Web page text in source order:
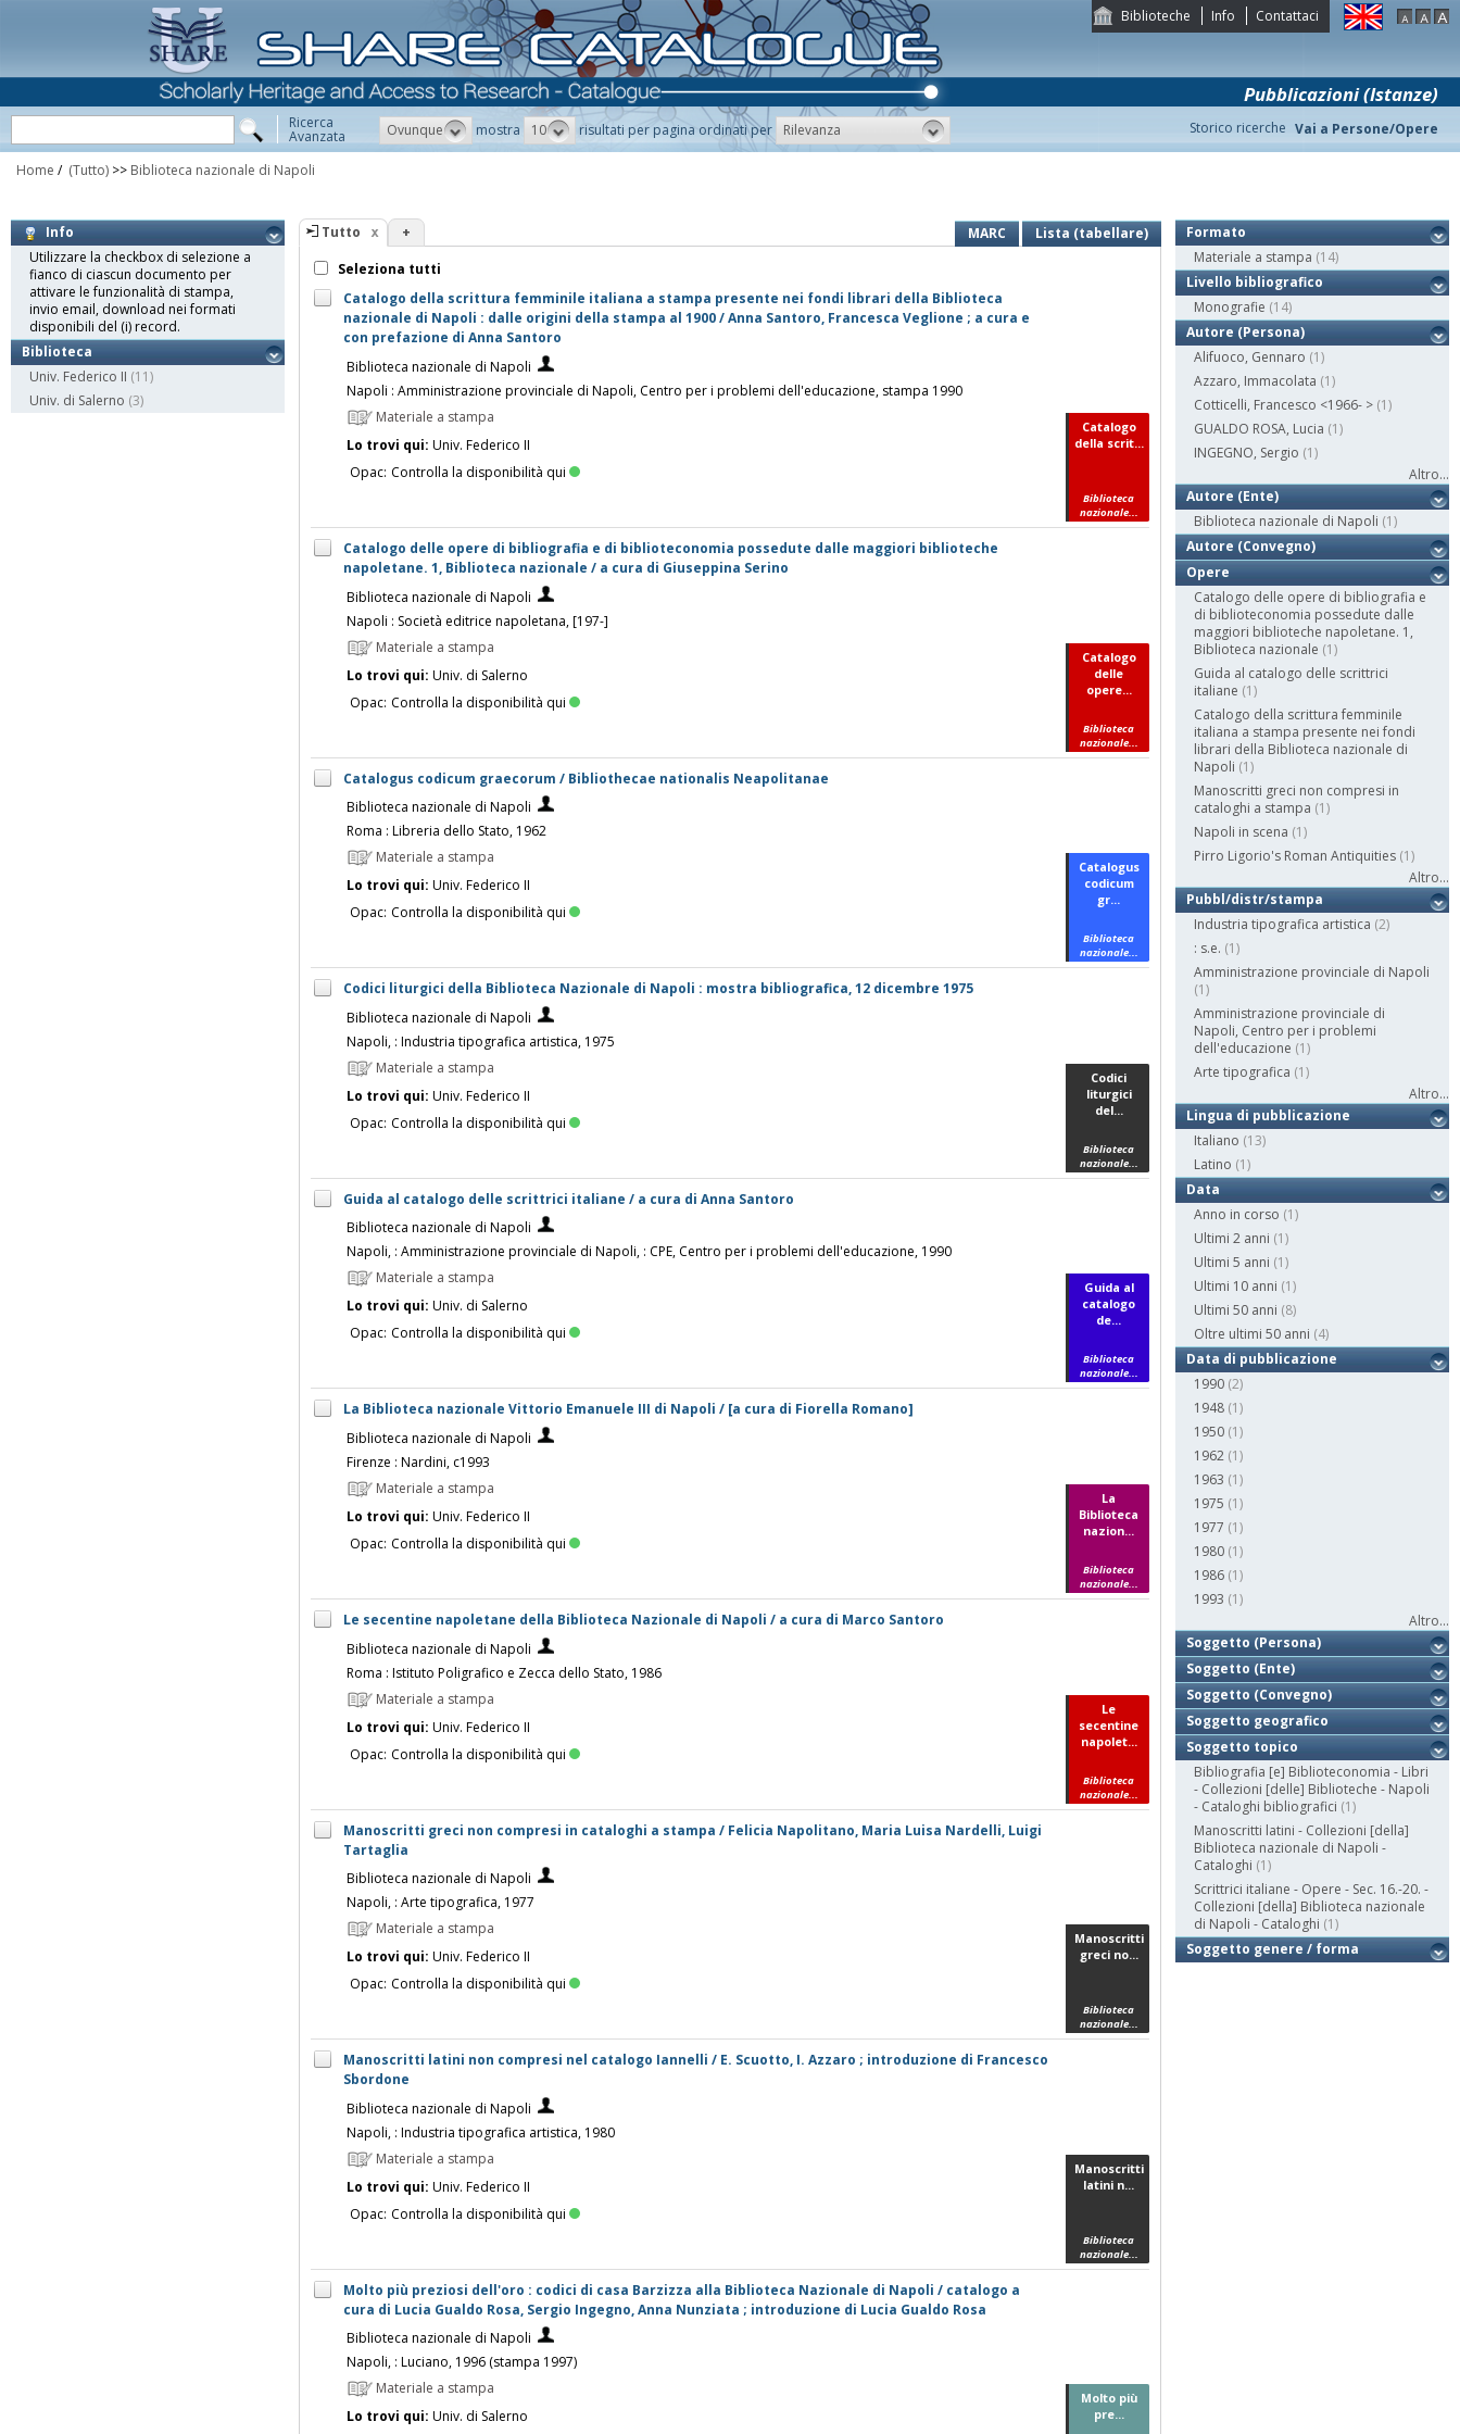
Biblioteche Info Contattaci
Storico ricerche
Pubblicazioni (Istanze)
Ricerca
Avanzata Ovunque mostra 10 risultati per pagina ordinati per Rilevanza Vai a Persone/Opere
Home / (Tutto) >> Biblioteca nazionale di Napoli
Info
Utilizzare la checkbox di selezione a
fianco di ciascun documento per
attivare le funzionalità di stampa,
invio email, download nei formati
disponibili del (i) record.
Biblioteca
Univ. Federico II (11)
Univ. di Salerno (3)
Tutto + MARC
Lista (tabellare)
Seleziona tutti
Catalogo della scrittura femminile italiana a stampa presente nei fondi librari della Biblioteca
nazionale di Napoli : dalle origini della stampa al 1900 / Anna Santoro, Francesca Veglione ; a cura e
con prefazione di Anna Santoro
Biblioteca nazionale di Napoli
Napoli : Amministrazione provinciale di Napoli, Centro per i problemi dell'educazione, stampa 1990
Materiale a stampa
Lo trovi qui: Univ. Federico II
Opac: Controlla la disponibilità qui
Catalogo
della scrit...
Biblioteca
nazionale...
Catalogo delle opere di bibliografia e di biblioteconomia possedute dalle maggiori biblioteche
napoletane. 1, Biblioteca nazionale / a cura di Giuseppina Serino
Biblioteca nazionale di Napoli
Napoli : Società editrice napoletana, [197-]
Materiale a stampa
Lo trovi qui: Univ. di Salerno
Opac: Controlla la disponibilità qui
Catalogo
delle
opere...
Biblioteca
nazionale...
Catalogus codicum graecorum / Bibliothecae nationalis Neapolitanae
Biblioteca nazionale di Napoli
Roma : Libreria dello Stato, 1962
Materiale a stampa
Lo trovi qui: Univ. Federico II
Opac: Controlla la disponibilità qui
Catalogus
codicum
gr...
Biblioteca
nazionale...
Codici liturgici della Biblioteca Nazionale di Napoli : mostra bibliografica, 12 dicembre 1975
Biblioteca nazionale di Napoli
Napoli, : Industria tipografica artistica, 1975
Materiale a stampa
Lo trovi qui: Univ. Federico II
Opac: Controlla la disponibilità qui
Codici
liturgici
del...
Biblioteca
nazionale...
Guida al catalogo delle scrittrici italiane / a cura di Anna Santoro
Biblioteca nazionale di Napoli
Napoli, : Amministrazione provinciale di Napoli, : CPE, Centro per i problemi dell'educazione, 1990
Materiale a stampa
Lo trovi qui: Univ. di Salerno
Opac: Controlla la disponibilità qui
Guida al
catalogo
de...
Biblioteca
nazionale...
La Biblioteca nazionale Vittorio Emanuele III di Napoli / [a cura di Fiorella Romano]
Biblioteca nazionale di Napoli
Firenze : Nardini, c1993
Materiale a stampa
Lo trovi qui: Univ. Federico II
Opac: Controlla la disponibilità qui
La
Biblioteca
nazion...
Biblioteca
nazionale...
Le secentine napoletane della Biblioteca Nazionale di Napoli / a cura di Marco Santoro
Biblioteca nazionale di Napoli
Roma : Istituto Poligrafico e Zecca dello Stato, 1986
Materiale a stampa
Lo trovi qui: Univ. Federico II
Opac: Controlla la disponibilità qui
Le
secentine
napolet...
Biblioteca
nazionale...
Manoscritti greci non compresi in cataloghi a stampa / Felicia Napolitano, Maria Luisa Nardelli, Luigi
Tartaglia
Biblioteca nazionale di Napoli
Napoli, : Arte tipografica, 1977
Materiale a stampa
Lo trovi qui: Univ. Federico II
Opac: Controlla la disponibilità qui
Manoscritti
greci no...
Biblioteca
nazionale...
Manoscritti latini non compresi nel catalogo Iannelli / E. Scuotto, I. Azzaro ; introduzione di Francesco
Sbordone
Biblioteca nazionale di Napoli
Napoli, : Industria tipografica artistica, 1980
Materiale a stampa
Lo trovi qui: Univ. Federico II
Opac: Controlla la disponibilità qui
Manoscritti
latini n...
Biblioteca
nazionale...
Molto più preziosi dell'oro : codici di casa Barzizza alla Biblioteca Nazionale di Napoli / catalogo a
cura di Lucia Gualdo Rosa, Sergio Ingegno, Anna Nunziata ; introduzione di Lucia Gualdo Rosa
Biblioteca nazionale di Napoli
Napoli, : Luciano, 1996 (stampa 1997)
Materiale a stampa
Lo trovi qui: Univ. di Salerno
Molto più
pre...
Formato
Materiale a stampa (14)
Livello bibliografico
Monografie (14)
Autore (Persona)
Alifuoco, Gennaro (1)
Azzaro, Immacolata (1)
Cotticelli, Francesco <1966- > (1)
GUALDO ROSA, Lucia (1)
INGEGNO, Sergio (1)
Altro...
Autore (Ente)
Biblioteca nazionale di Napoli (1)
Autore (Convegno)
Opere
Catalogo delle opere di bibliografia e
di biblioteconomia possedute dalle
maggiori biblioteche napoletane. 1,
Biblioteca nazionale (1)
Guida al catalogo delle scrittrici
italiane (1)
Catalogo della scrittura femminile
italiana a stampa presente nei fondi
librari della Biblioteca nazionale di
Napoli (1)
Manoscritti greci non compresi in
cataloghi a stampa (1)
Napoli in scena (1)
Pirro Ligorio's Roman Antiquities (1)
Altro...
Pubbl/distr/stampa
Industria tipografica artistica (2)
: s.e. (1)
Amministrazione provinciale di Napoli
(1)
Amministrazione provinciale di
Napoli, Centro per i problemi
dell'educazione (1)
Arte tipografica (1)
Altro...
Lingua di pubblicazione
Italiano (13)
Latino (1)
Data
Anno in corso (1)
Ultimi 2 anni (1)
Ultimi 5 anni (1)
Ultimi 10 anni (1)
Ultimi 50 anni (8)
Oltre ultimi 50 anni (4)
Data di pubblicazione
1990 (2)
1948 (1)
1950 (1)
1962 (1)
1963 (1)
1975 (1)
1977 (1)
1980 (1)
1986 (1)
1993 (1)
Altro...
Soggetto (Persona)
Soggetto (Ente)
Soggetto (Convegno)
Soggetto geografico
Soggetto topico
Bibliografia [e] Biblioteconomia - Libri
- Collezioni [delle] Biblioteche - Napoli
- Cataloghi bibliografici (1)
Manoscritti latini - Collezioni [della]
Biblioteca nazionale di Napoli -
Cataloghi (1)
Scrittrici italiane - Opere - Sec. 16.-20. -
Collezioni [della] Biblioteca nazionale
di Napoli - Cataloghi (1)
Soggetto genere / forma